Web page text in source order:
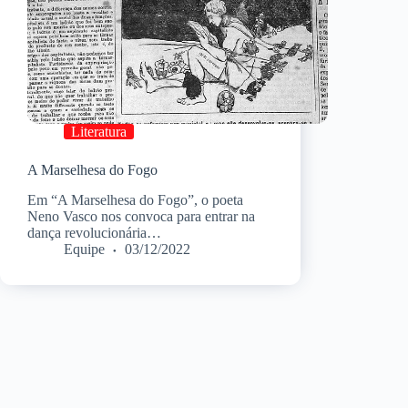
Literatura
A Marselhesa do Fogo
Em “A Marselhesa do Fogo”, o poeta
Neno Vasco nos convoca para entrar na
dança revolucionária…
Equipe
03/12/2022